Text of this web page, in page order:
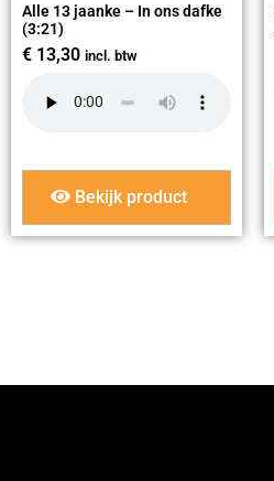
Alle 13 jaanke – In ons dafke
(3:21)
€ 13,30 incl. btw
Bekijk product